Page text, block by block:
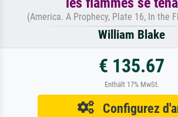
(America. A Prophecy, Plate 16, In the
William Blake
€ 135.67
Enthält 17% MwSt.
Configurez